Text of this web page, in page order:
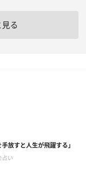
る
放すと人生が飛躍する」
占い